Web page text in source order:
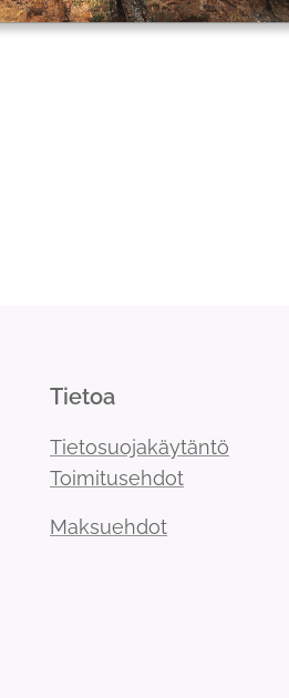
Tietoa
Tietosuojakäytäntö
Toimitusehdot
Maksuehdot